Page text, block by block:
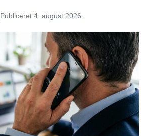
Publiceret 4. august 2026